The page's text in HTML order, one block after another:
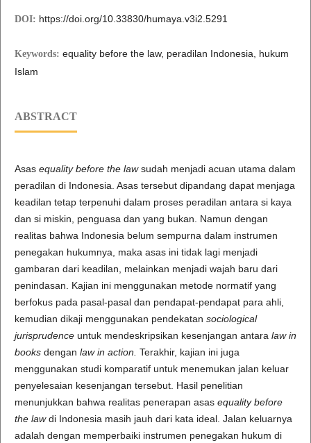
DOI: https://doi.org/10.33830/humaya.v3i2.5291
Keywords: equality before the law, peradilan Indonesia, hukum
Islam
ABSTRACT
Asas equality before the lawsudah menjadi acuan utama dalam
peradilan di Indonesia. Asas tersebut dipandang dapat menjaga
keadilan tetap terpenuhi dalam proses peradilan antara si kaya
dan si miskin, penguasa dan yang bukan. Namun dengan
realitas bahwa Indonesia belum sempurna dalam instrumen
penegakan hukumnya, maka asas ini tidak lagi menjadi
gambaran dari keadilan, melainkan menjadi wajah baru dari
penindasan. Kajian ini menggunakan metode normatif yang
berfokus pada pasal-pasal dan pendapat-pendapat para ahli,
kemudian dikaji menggunakan pendekatan sociological
jurisprudence untuk mendeskripsikan kesenjangan antara law in
books dengan law in action Terakhir, kajian ini juga
menggunakan studi komparatif untuk menemukan jalan keluar
penyelesaian kesenjangan tersebut. Hasil penelitian
menunjukkan bahwa realitas penerapan asas equality before
the lawdi Indonesia masih jauh dari kata ideal. Jalan keluarnya
adalah dengan memperbaiki instrumen penegakan hukum di